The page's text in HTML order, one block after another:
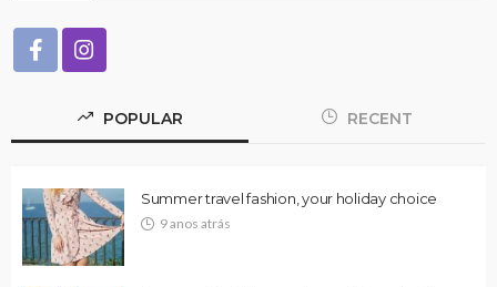
POPULAR RECENT
Summer travel fashion, your holiday choice
9 anos atrás